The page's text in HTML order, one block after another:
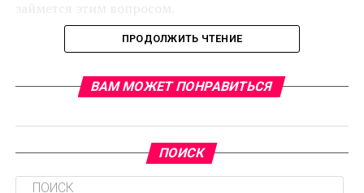
На развитие культуры в селах Ленобласти
выделили 1 млн рублей
ПРОДОЛЖИТЬ ЧТЕНИЕ
ВАМ МОЖЕТ ПОНРАВИТЬСЯ
ПОИСК